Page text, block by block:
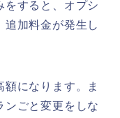
をすると、オプシ
追加料金が発生し
になります。ま
ンごと変更をしな